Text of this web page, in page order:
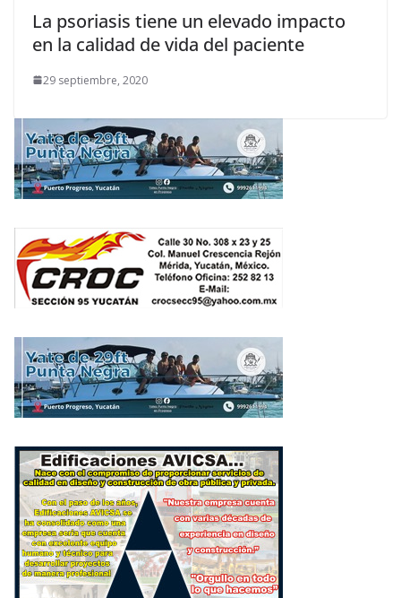
La psoriasis tiene un elevado impacto
en la calidad de vida del paciente
29 septiembre, 2020